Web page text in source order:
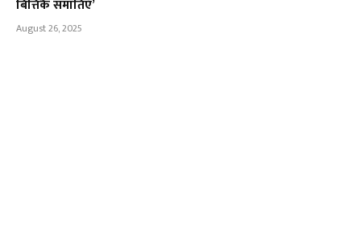
बित्तिकै समातिएँ’
August 26, 2025